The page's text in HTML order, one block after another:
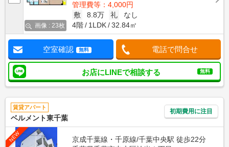
画像 : 23枚
管理費等：4,000円
敷
8.8万 礼
なし
4階
1LDK 32.84㎡
空室確認 無料 電話で問合せ
お店にLINEで相談する 無料
賃貸アパート
ベルメント東千葉
初期費用に注目
NEW
京成千葉線・千原線/千葉中央駅 徒歩22分